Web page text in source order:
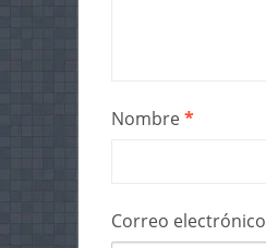
Nombre*
Correo electrónico